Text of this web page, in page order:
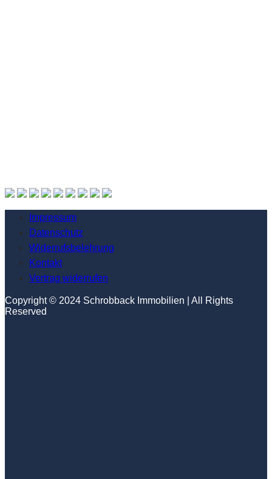
Impressum
Datenschutz
Widerrufsbelehrung
Kontakt
Vertrag widerrufen
Copyright © 2024 Schrobback Immobilien | All Rights
Reserved